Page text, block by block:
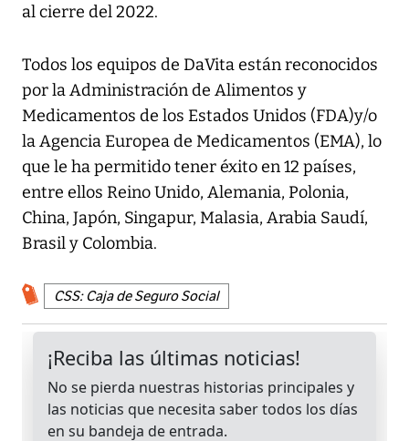
al cierre del 2022.
Todos los equipos de DaVita están reconocidos
por la Administración de Alimentos y
Medicamentos de los Estados Unidos (FDA)y/o
la Agencia Europea de Medicamentos (EMA), lo
que le ha permitido tener éxito en 12 países,
entre ellos Reino Unido, Alemania, Polonia,
China, Japón, Singapur, Malasia, Arabia Saudí,
Brasil y Colombia.
CSS: Caja de Seguro Social